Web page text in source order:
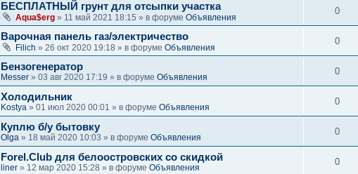
БЕСПЛАТНЫЙ грунт для отсыпки участка
Aqua$erg » 11 май 2021 18:15 » в форуме Объявления
0
Варочная панель газ/электричество
Filich » 26 окт 2020 19:18 » в форуме Объявления
0
Бензогенератор
Messer » 03 авг 2020 17:19 » в форуме Объявления
0
Холодильник
Kostya » 01 июл 2020 00:01 » в форуме Объявления
0
Куплю б/у бытовку
Olga » 18 май 2020 10:03 » в форуме Объявления
0
Forel.Club для белоостровских со скидкой
liner » 12 мар 2020 15:28 » в форуме Объявления
0